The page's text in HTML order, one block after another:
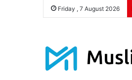
Friday , 7 August 2026